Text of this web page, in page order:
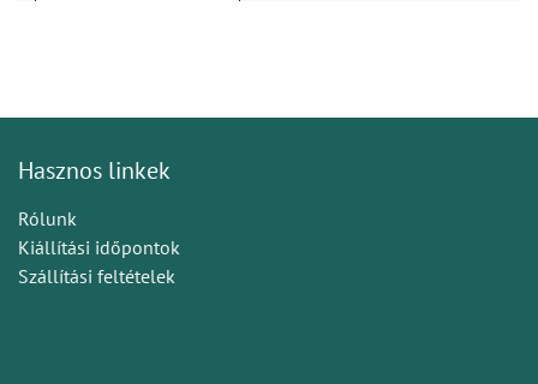
Hasznos linkek
Rólunk
Kiállítási időpontok
Szállítási feltételek